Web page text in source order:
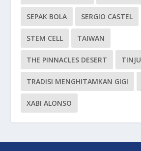
SEPAK BOLA SERGIO CASTEL
STEM CELL TAIWAN
THE PINNACLES DESERT TINJU
TRADISI MENGHITAMKAN GIGI
XABI ALONSO